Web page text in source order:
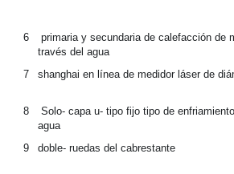
6
través del agua
7
shanghai en línea de medidor láser de
8
agua
9
doble- ruedas del cabrestante